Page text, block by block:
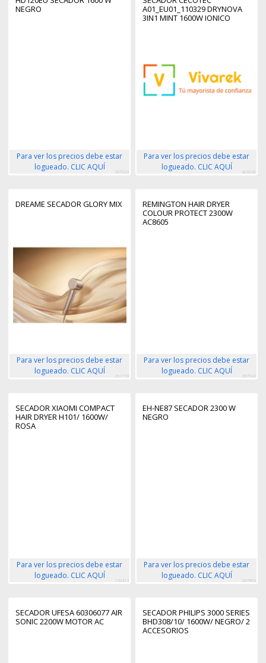
NEGRO
Para ver los precios debe estar
logueado. CLIC AQUÍ
297920
A01_EU01_110329 DRYNOVA
3IN1 MINT 1600W IONICO
Para ver los precios debe estar
logueado. CLIC AQUÍ
406830
DREAME SECADOR GLORY MIX
Para ver los precios debe estar
logueado. CLIC AQUÍ
261719
REMINGTON HAIR DRYER
COLOUR PROTECT 2300W
AC8605
Para ver los precios debe estar
logueado. CLIC AQUÍ
297943
SECADOR XIAOMI COMPACT
HAIR DRYER H101/ 1600W/
ROSA
Para ver los precios debe estar
logueado. CLIC AQUÍ
170413
EH-NE87 SECADOR 2300 W
NEGRO
Para ver los precios debe estar
logueado. CLIC AQUÍ
297903
SECADOR UFESA 60306077 AIR
SONIC 2200W MOTOR AC
SECADOR PHILIPS 3000 SERIES
BHD308/10/ 1600W/ NEGRO/ 2
ACCESORIOS